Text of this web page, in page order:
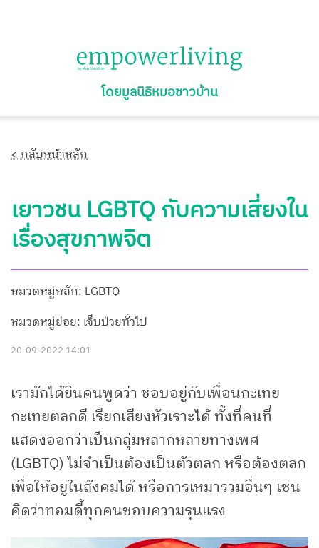
โดยมูลนิธิหมอชาวบ้าน
< กลับหน้าหลัก
เยาวชน LGBTQ กับความเสี่ยงใน
เรื่องสุขภาพจิต
หมวดหมู่หลัก: LGBTQ
หมวดหมู่ย่อย: เจ็บป่วยทั่วไป
20-09-2022 14:01
เรามักได้ยินคนพูดว่า ชอบอยู่กับเพื่อนกะเทย
กะเทยตลกดี เรียกเสียงหัวเราะได้ ทั้งที่คนที่
แสดงออกว่าเป็นกลุ่มหลากหลายทางเพศ
(LGBTQ) ไม่จำเป็นต้องเป็นตัวตลก หรือต้องตลก
เพื่อให้อยู่ในสังคมได้ หรือการเหมารวมอื่นๆ เช่น
คิดว่าทอมดี้ทุกคนชอบความรุนแรง